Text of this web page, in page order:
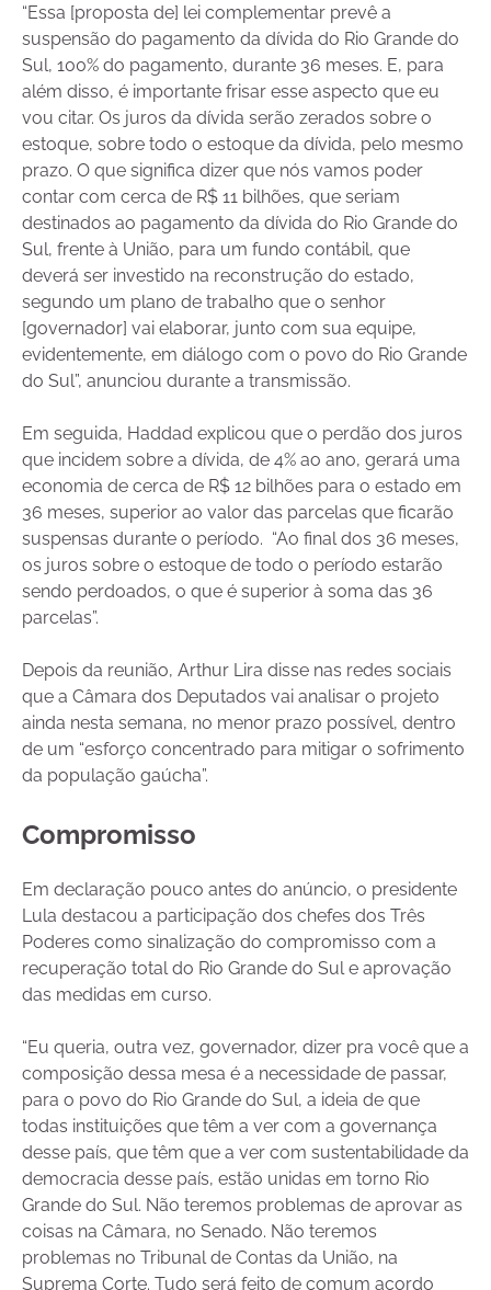
“Essa [proposta de] lei complementar prevê a
suspensão do pagamento da dívida do Rio Grande do
Sul, 100% do pagamento, durante 36 meses. E, para
além disso, é importante frisar esse aspecto que eu
vou citar. Os juros da dívida serão zerados sobre o
estoque, sobre todo o estoque da dívida, pelo mesmo
prazo. O que significa dizer que nós vamos poder
contar com cerca de R$ 11 bilhões, que seriam
destinados ao pagamento da dívida do Rio Grande do
Sul, frente à União, para um fundo contábil, que
deverá ser investido na reconstrução do estado,
segundo um plano de trabalho que o senhor
[governador] vai elaborar, junto com sua equipe,
evidentemente, em diálogo com o povo do Rio Grande
do Sul”, anunciou durante a transmissão.
Em seguida, Haddad explicou que o perdão dos juros
que incidem sobre a dívida, de 4% ao ano, gerará uma
economia de cerca de R$ 12 bilhões para o estado em
36 meses, superior ao valor das parcelas que ficarão
suspensas durante o período. “Ao final dos 36 meses,
os juros sobre o estoque de todo o período estarão
sendo perdoados, o que é superior à soma das 36
parcelas”.
Depois da reunião, Arthur Lira disse nas redes sociais
que a Câmara dos Deputados vai analisar o projeto
ainda nesta semana, no menor prazo possível, dentro
de um “esforço concentrado para mitigar o sofrimento
da população gaúcha”.
Compromisso
Em declaração pouco antes do anúncio, o presidente
Lula destacou a participação dos chefes dos Três
Poderes como sinalização do compromisso com a
recuperação total do Rio Grande do Sul e aprovação
das medidas em curso.
“Eu queria, outra vez, governador, dizer pra você que a
composição dessa mesa é a necessidade de passar,
para o povo do Rio Grande do Sul, a ideia de que
todas instituições que têm a ver com a governança
desse país, que têm que a ver com sustentabilidade da
democracia desse país, estão unidas em torno Rio
Grande do Sul. Não teremos problemas de aprovar as
coisas na Câmara, no Senado. Não teremos
problemas no Tribunal de Contas da União, na
Suprema Corte. Tudo será feito de comum acordo